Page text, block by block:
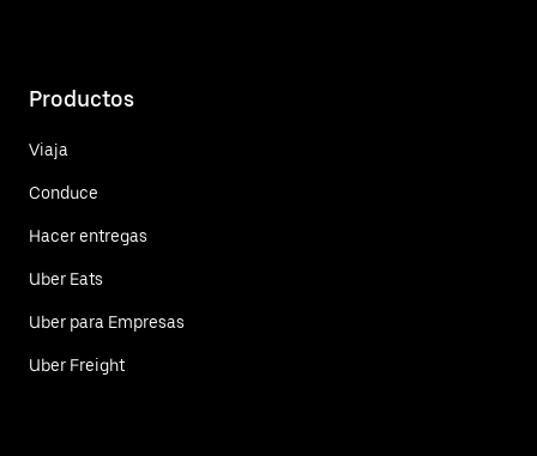
Productos
Viaja
Conduce
Hacer entregas
Uber Eats
Uber para Empresas
Uber Freight